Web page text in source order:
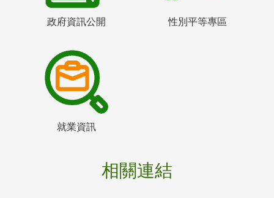
政府資訊公開 性別平等專區
就業資訊
相關連結